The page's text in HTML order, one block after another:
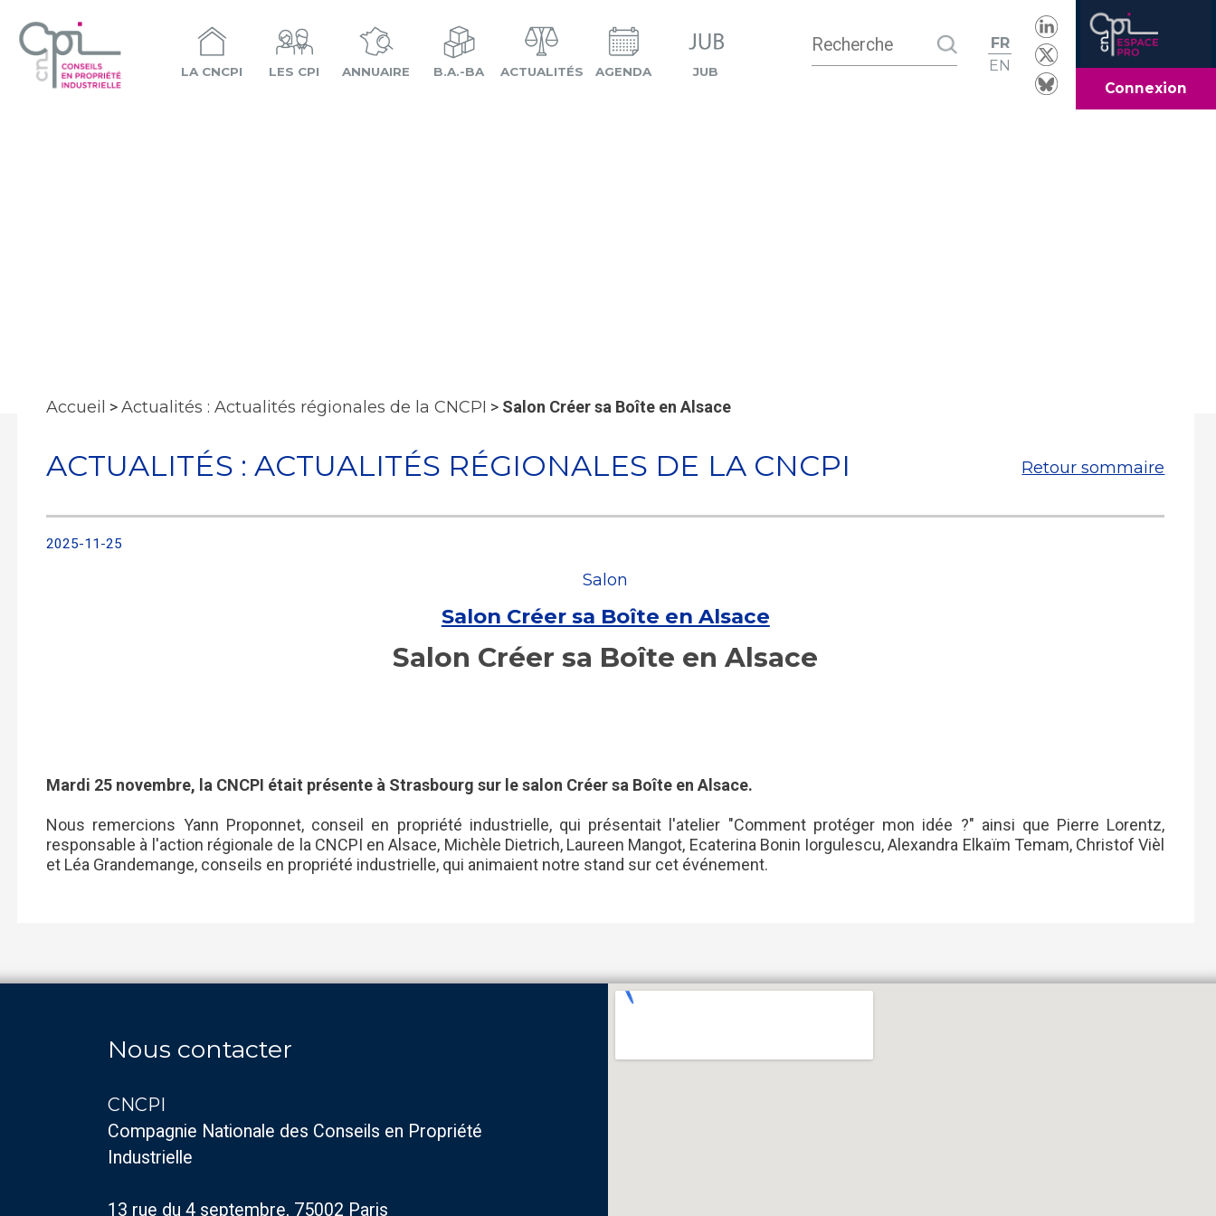
LA CNCPI LES CPI ANNUAIRE B.A.-BA ACTUALITÉS AGENDA JUB
FR
EN
Connexion
Accueil >Actualités : Actualités régionales de la CNCPI > Salon Créer sa Boîte en Alsace
ACTUALITÉS : ACTUALITÉS RÉGIONALES DE LA CNCPI Retour sommaire
2025-11-25
Salon
Salon Créer sa Boîte en Alsace
Salon Créer sa Boîte en Alsace
Mardi 25 novembre, la CNCPI était présente à Strasbourg sur le salon Créer sa Boîte en Alsace.
Nous remercions Yann Proponnet, conseil en propriété industrielle, qui présentait l'atelier "Comment protéger mon idée ?" ainsi que Pierre Lorentz,
responsable à l'action régionale de la CNCPI en Alsace, Michèle Dietrich, Laureen Mangot, Ecaterina Bonin Iorgulescu, Alexandra Elkaïm Temam, Christof Vièl
et Léa Grandemange, conseils en propriété industrielle, qui animaient notre stand sur cet événement.
Nous contacter
CNCPI
Compagnie Nationale des Conseils en Propriété
Industrielle
13 rue du 4 septembre, 75002 Paris